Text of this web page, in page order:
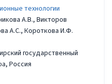
технологии
А.В., Викторов
А.С., Короткова И.Ф.
государственный
Россия